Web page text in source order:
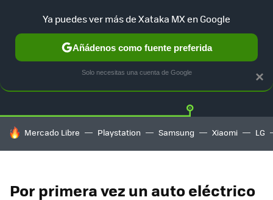
TESLA UBER AUTO ELECTRICO Twitter
HOY SE HABLA DE
Mercado Libre Playstation Samsung Xiaomi LG
Por primera vez un auto eléctrico
×
Ya puedes ver más de Xataka MX en Google
Añádenos como fuente preferida
Solo necesitas una cuenta de Google